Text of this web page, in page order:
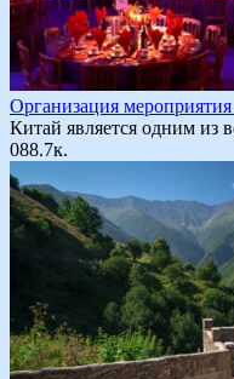
Организация
Китай является одним из
088.7к.